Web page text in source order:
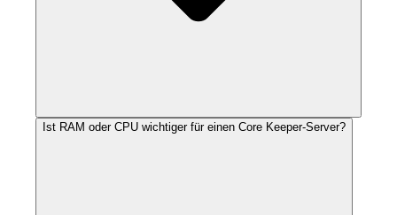
Ist RAM oder CPU wichtiger für einen Core Keeper-Server?